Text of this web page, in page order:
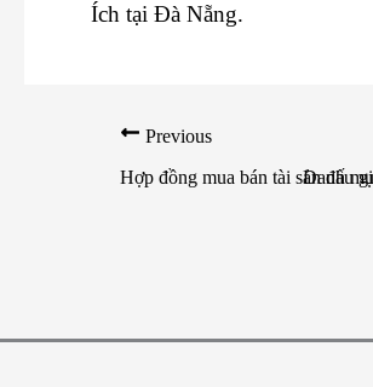
Ích tại Đà Nẵng.
Previous
Hợp đồng mua bán tài sản đấu
Danh